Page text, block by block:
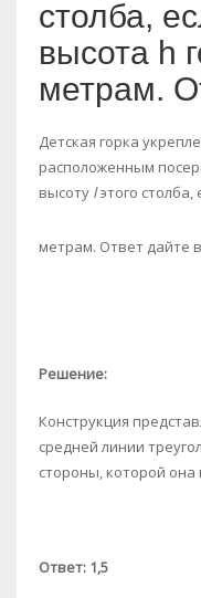
столба,
высота h
метрам.
Детская горка
расположенным
высоту lэтого столба,
метрам. Ответ дайте
Решение:
Конструкция
средней линии
стороны, которой
Ответ: 1,5